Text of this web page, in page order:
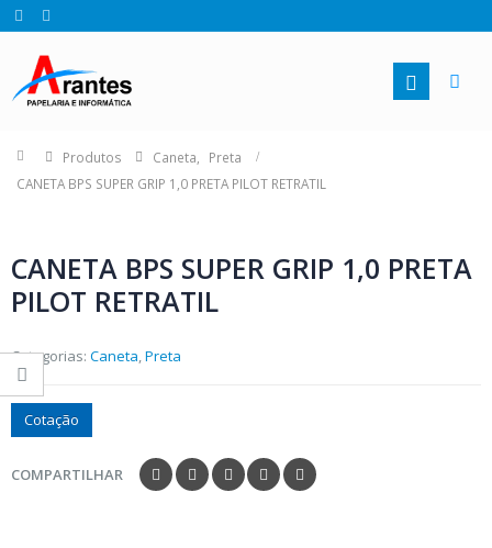
Produtos Caneta
Preta
CANETA BPS SUPER GRIP 1,0 PRETA PILOT RETRATIL
CANETA BPS SUPER GRIP 1,0 PRETA
PILOT RETRATIL
Categorias: Caneta,Preta
Cotação
COMPARTILHAR